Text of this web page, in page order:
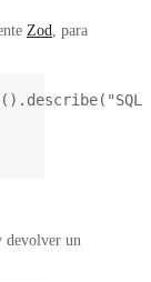
Zod, para
(). describe(
devolver un